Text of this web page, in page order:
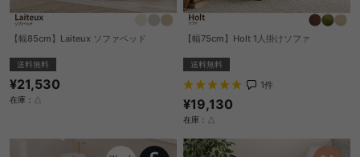
【幅85cm】Laiteux ソファベッド
送料無料
¥21,530
在庫：△
【幅75cm】Holt 1人掛けソファ
送料無料
1件
¥19,130
在庫：△